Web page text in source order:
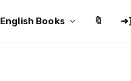
English Books 🔖 ➜]